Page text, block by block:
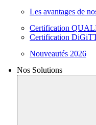
Les avantages de
Certification
Certification
Nouveautés 2026
Nos Solutions